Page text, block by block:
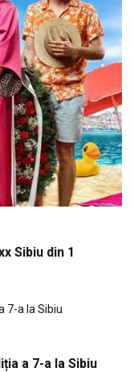
Sibiu din 1
a 7-a la Sibiu